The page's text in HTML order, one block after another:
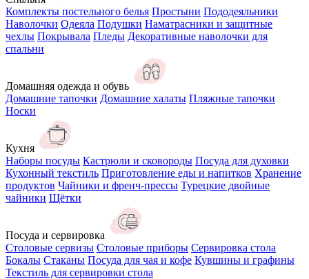
Комплекты постельного белья Простыни Пододеяльники
Наволочки Одеяла Подушки Наматрасники и защитные
чехлы Покрывала Пледы Декоративные наволочки для
спальни
Домашняя одежда и обувь
Домашние тапочки Домашние халаты Пляжные тапочки
Носки
Кухня
Наборы посуды Кастрюли и сковороды Посуда для духовки
Кухонный текстиль Приготовление еды и напитков Хранение
продуктов Чайники и френч-прессы Турецкие двойные
чайники Щётки
Посуда и сервировка
Столовые сервизы Столовые приборы Сервировка стола
Бокалы Стаканы Посуда для чая и кофе Кувшины и графины
Текстиль для сервировки стола